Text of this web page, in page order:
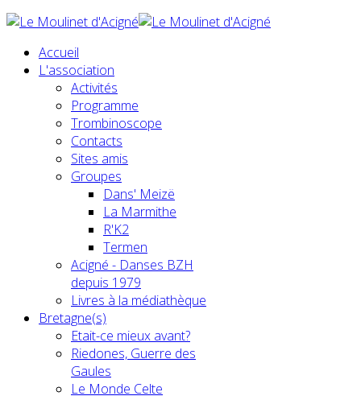
Accueil
L'association
Activités
Programme
Trombinoscope
Contacts
Sites amis
Groupes
Dans' Meizë
La Marmithe
R'K2
Termen
Acigné - Danses BZH
depuis 1979
Livres à la médiathèque
Bretagne(s)
Etait-ce mieux avant?
Riedones, Guerre des
Gaules
Le Monde Celte